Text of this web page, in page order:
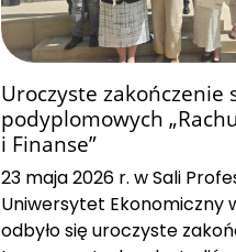
Uroczyste zakończenie
podyplomowych
i Finanse”
23 maja 2026 r. w Sali
Uniwersytet Ekonomiczny
odbyło się uroczyste